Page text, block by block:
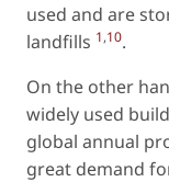
used and are
landfills 1,10.
On the other
widely used
global annual
great demand